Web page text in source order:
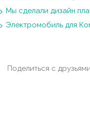
Мы сделали дизайн
Электромобиль для
Поделиться с